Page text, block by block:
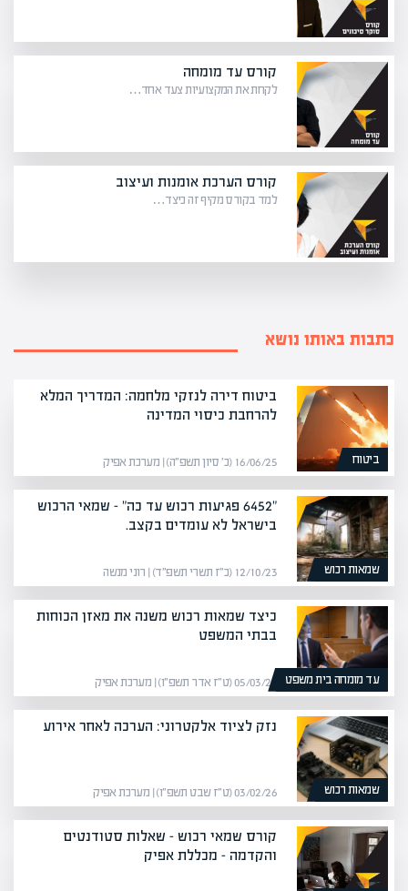
קורס עד מומחה
לקחת את המקצועיות צעד אחד…
קורס הערכת אומנות ועיצוב
למד בקורס מקיף זה כיצד…
כתבות באותו נושא
ביטוח
ביטוח דירה לנזקי מלחמה: המדריך המלא
להרחבת כיסוי המדינה
16/06/25 (כ׳ סיון תשפ״ה) | מערכת אפיק
שמאות רכוש
"6452 פגיעות רכוש עד כה" – שמאי הרכוש
בישראל לא עומדים בקצב.
12/10/23 (כ״ז תשרי תשפ״ד) | רוני מנשה
עד מומחה בית משפט
כיצד שמאות רכוש משנה את מאזן הכוחות
בבתי המשפט
05/03/26 (ט״ז אדר תשפ״ו) | מערכת אפיק
שמאות רכוש
נזק לציוד אלקטרוני: הערכה לאחר אירוע
03/02/26 (ט״ז שבט תשפ״ו) | מערכת אפיק
קורס שמאי רכוש – שאלות סטודנטים
והקדמה – מכללת אפיק